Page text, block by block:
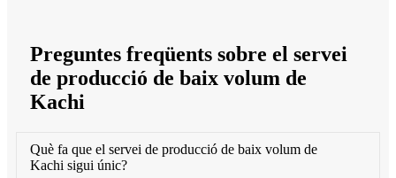
Preguntes freqüents sobre el servei
de producció de baix volum de
Kachi
Què fa que el servei de producció de baix volum de
Kachi sigui únic?